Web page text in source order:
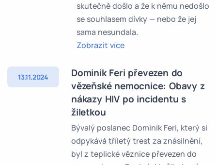
skutečně došlo a že k němu nedošlo
se souhlasem dívky — nebo že jej
sama nesundala.
Zobrazit více
13.11.2024
Dominik Feri převezen do
vězeňské nemocnice: Obavy z
nákazy HIV po incidentu s
žiletkou
Bývalý poslanec Dominik Feri, který si
odpykává tříletý trest za znásilnění,
byl z teplické věznice převezen do